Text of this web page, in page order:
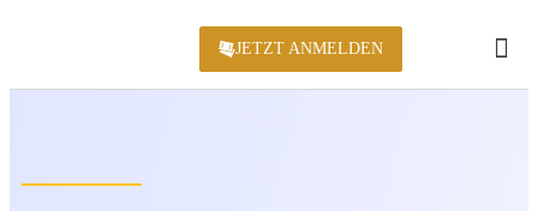
JETZT ANMELDEN